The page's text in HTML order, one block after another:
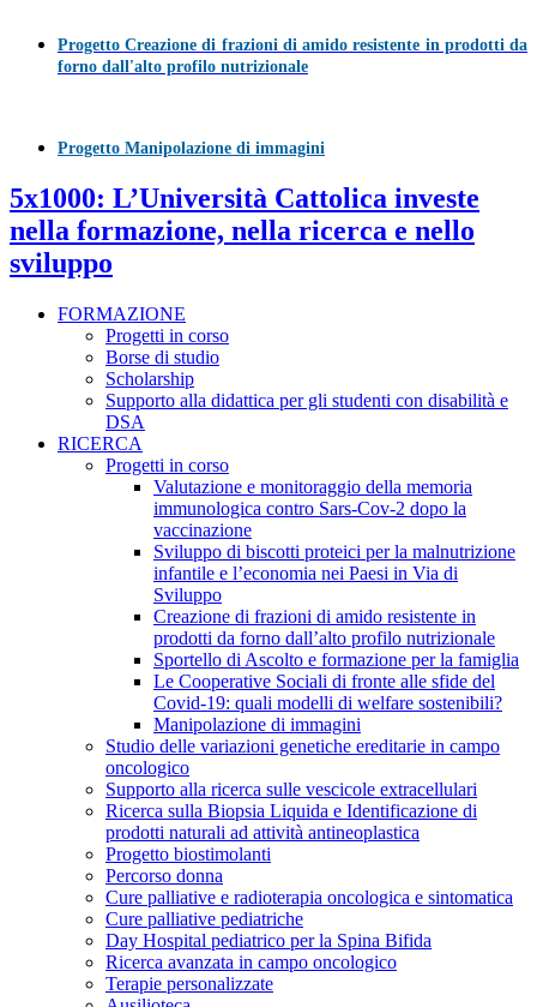
Progetto Creazione di frazioni di amido resistente in prodotti da
forno dall'alto profilo nutrizionale
Progetto Manipolazione di immagini
5x1000: L’Università Cattolica investe
nella formazione, nella ricerca e nello
sviluppo
FORMAZIONE
Progetti in corso
Borse di studio
Scholarship
Supporto alla didattica per gli studenti con disabilità e
DSA
RICERCA
Progetti in corso
Valutazione e monitoraggio della memoria
immunologica contro Sars-Cov-2 dopo la
vaccinazione
Sviluppo di biscotti proteici per la malnutrizione
infantile e l’economia nei Paesi in Via di
Sviluppo
Creazione di frazioni di amido resistente in
prodotti da forno dall’alto profilo nutrizionale
Sportello di Ascolto e formazione per la famiglia
Le Cooperative Sociali di fronte alle sfide del
Covid-19: quali modelli di welfare sostenibili?
Manipolazione di immagini
Studio delle variazioni genetiche ereditarie in campo
oncologico
Supporto alla ricerca sulle vescicole extracellulari
Ricerca sulla Biopsia Liquida e Identificazione di
prodotti naturali ad attività antineoplastica
Progetto biostimolanti
Percorso donna
Cure palliative e radioterapia oncologica e sintomatica
Cure palliative pediatriche
Day Hospital pediatrico per la Spina Bifida
Ricerca avanzata in campo oncologico
Terapie personalizzate